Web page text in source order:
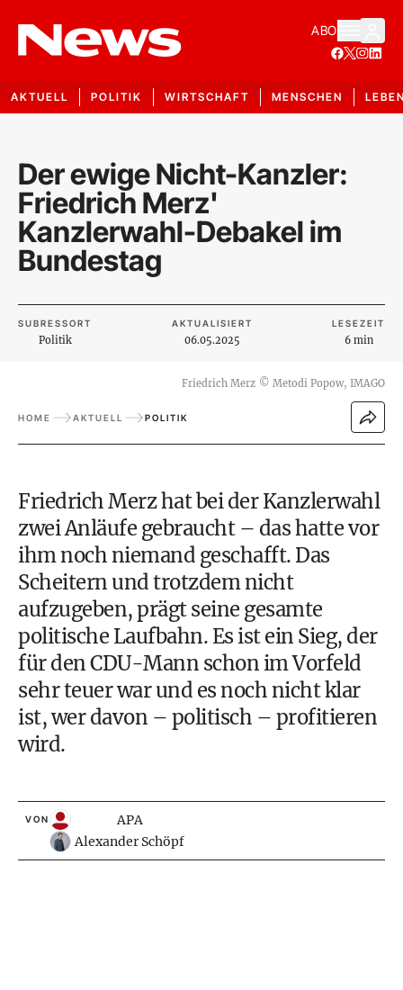
ABO
AKTUELL POLITIK WIRTSCHAFT MENSCHEN
Der ewige Nicht-Kanzler:
Friedrich Merz'
Kanzlerwahl-Debakel im
Bundestag
SUBRESSORT
Politik
AKTUALISIERT
06.05.2025
LESEZEIT
6 min
Friedrich Merz © Metodi Popow, IMAGO
HOME AKTUELL POLITIK
Friedrich Merz hat bei der Kanzlerwahl
zwei Anläufe gebraucht – das hatte vor
ihm noch niemand geschafft. Das
Scheitern und trotzdem nicht
aufzugeben, prägt seine gesamte
politische Laufbahn. Es ist ein Sieg, der
für den CDU-Mann schon im Vorfeld
sehr teuer war und es noch nicht klar
ist, wer davon – politisch – profitieren
wird.
VON
APA
Alexander Schöpf